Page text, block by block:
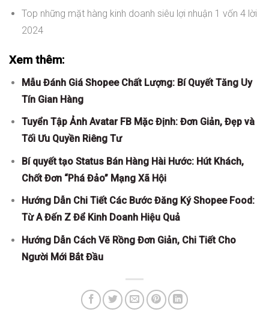
Top những mặt hàng kinh doanh siêu lợi nhuận 1 vốn 4 lời
2024
Xem thêm:
Mẫu Đánh Giá Shopee Chất Lượng: Bí Quyết Tăng Uy
Tín Gian Hàng
Tuyển Tập Ảnh Avatar FB Mặc Định: Đơn Giản, Đẹp và
Tối Ưu Quyền Riêng Tư
Bí quyết tạo Status Bán Hàng Hài Hước: Hút Khách,
Chốt Đơn “Phá Đảo” Mạng Xã Hội
Hướng Dẫn Chi Tiết Các Bước Đăng Ký Shopee Food:
Từ A Đến Z Để Kinh Doanh Hiệu Quả
Hướng Dẫn Cách Vẽ Rồng Đơn Giản, Chi Tiết Cho
Người Mới Bắt Đầu